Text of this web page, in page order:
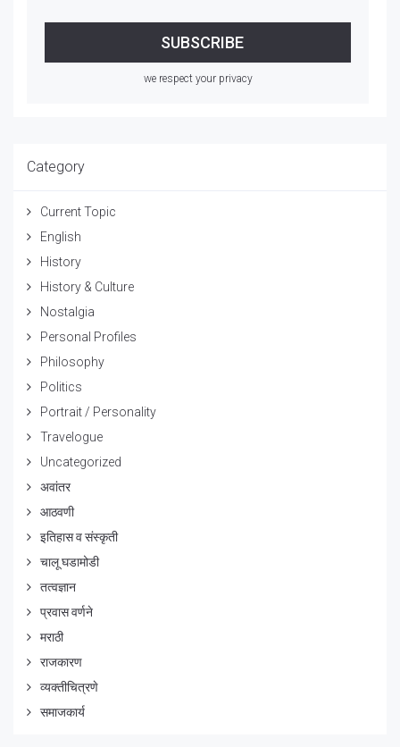
we respect your privacy
Category
Current Topic
English
History
History & Culture
Nostalgia
Personal Profiles
Philosophy
Politics
Portrait / Personality
Travelogue
Uncategorized
अवांतर
आठवणी
इतिहास व संस्कृती
चालू घडामोडी
तत्वज्ञान
प्रवास वर्णने
मराठी
राजकारण
व्यक्तीचित्रणे
समाजकार्य